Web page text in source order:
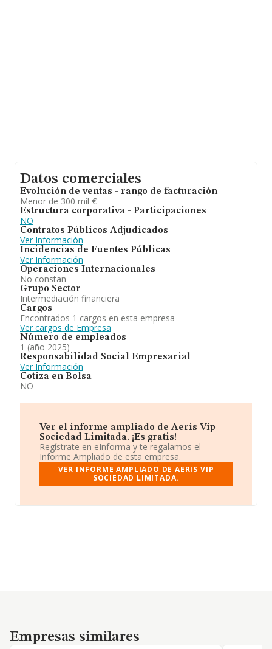
Datos comerciales
Evolución de ventas - rango de facturación
Menor de 300 mil €
Estructura corporativa - Participaciones
NO
Contratos Públicos Adjudicados
Ver Información
Incidencias de Fuentes Públicas
Ver Información
Operaciones Internacionales
No constan
Grupo Sector
Intermediación financiera
Cargos
Encontrados 1 cargos en esta empresa
Ver cargos de Empresa
Número de empleados
1 (año 2025)
Responsabilidad Social Empresarial
Ver Información
Cotiza en Bolsa
NO
Ver el informe ampliado de Aeris Vip
Sociedad Limitada. ¡Es gratis!
Regístrate en eInforma y te regalamos el
Informe Ampliado de esta empresa.
VER INFORME AMPLIADO DE AERIS VIP
SOCIEDAD LIMITADA.
Empresas similares
Empresas similares